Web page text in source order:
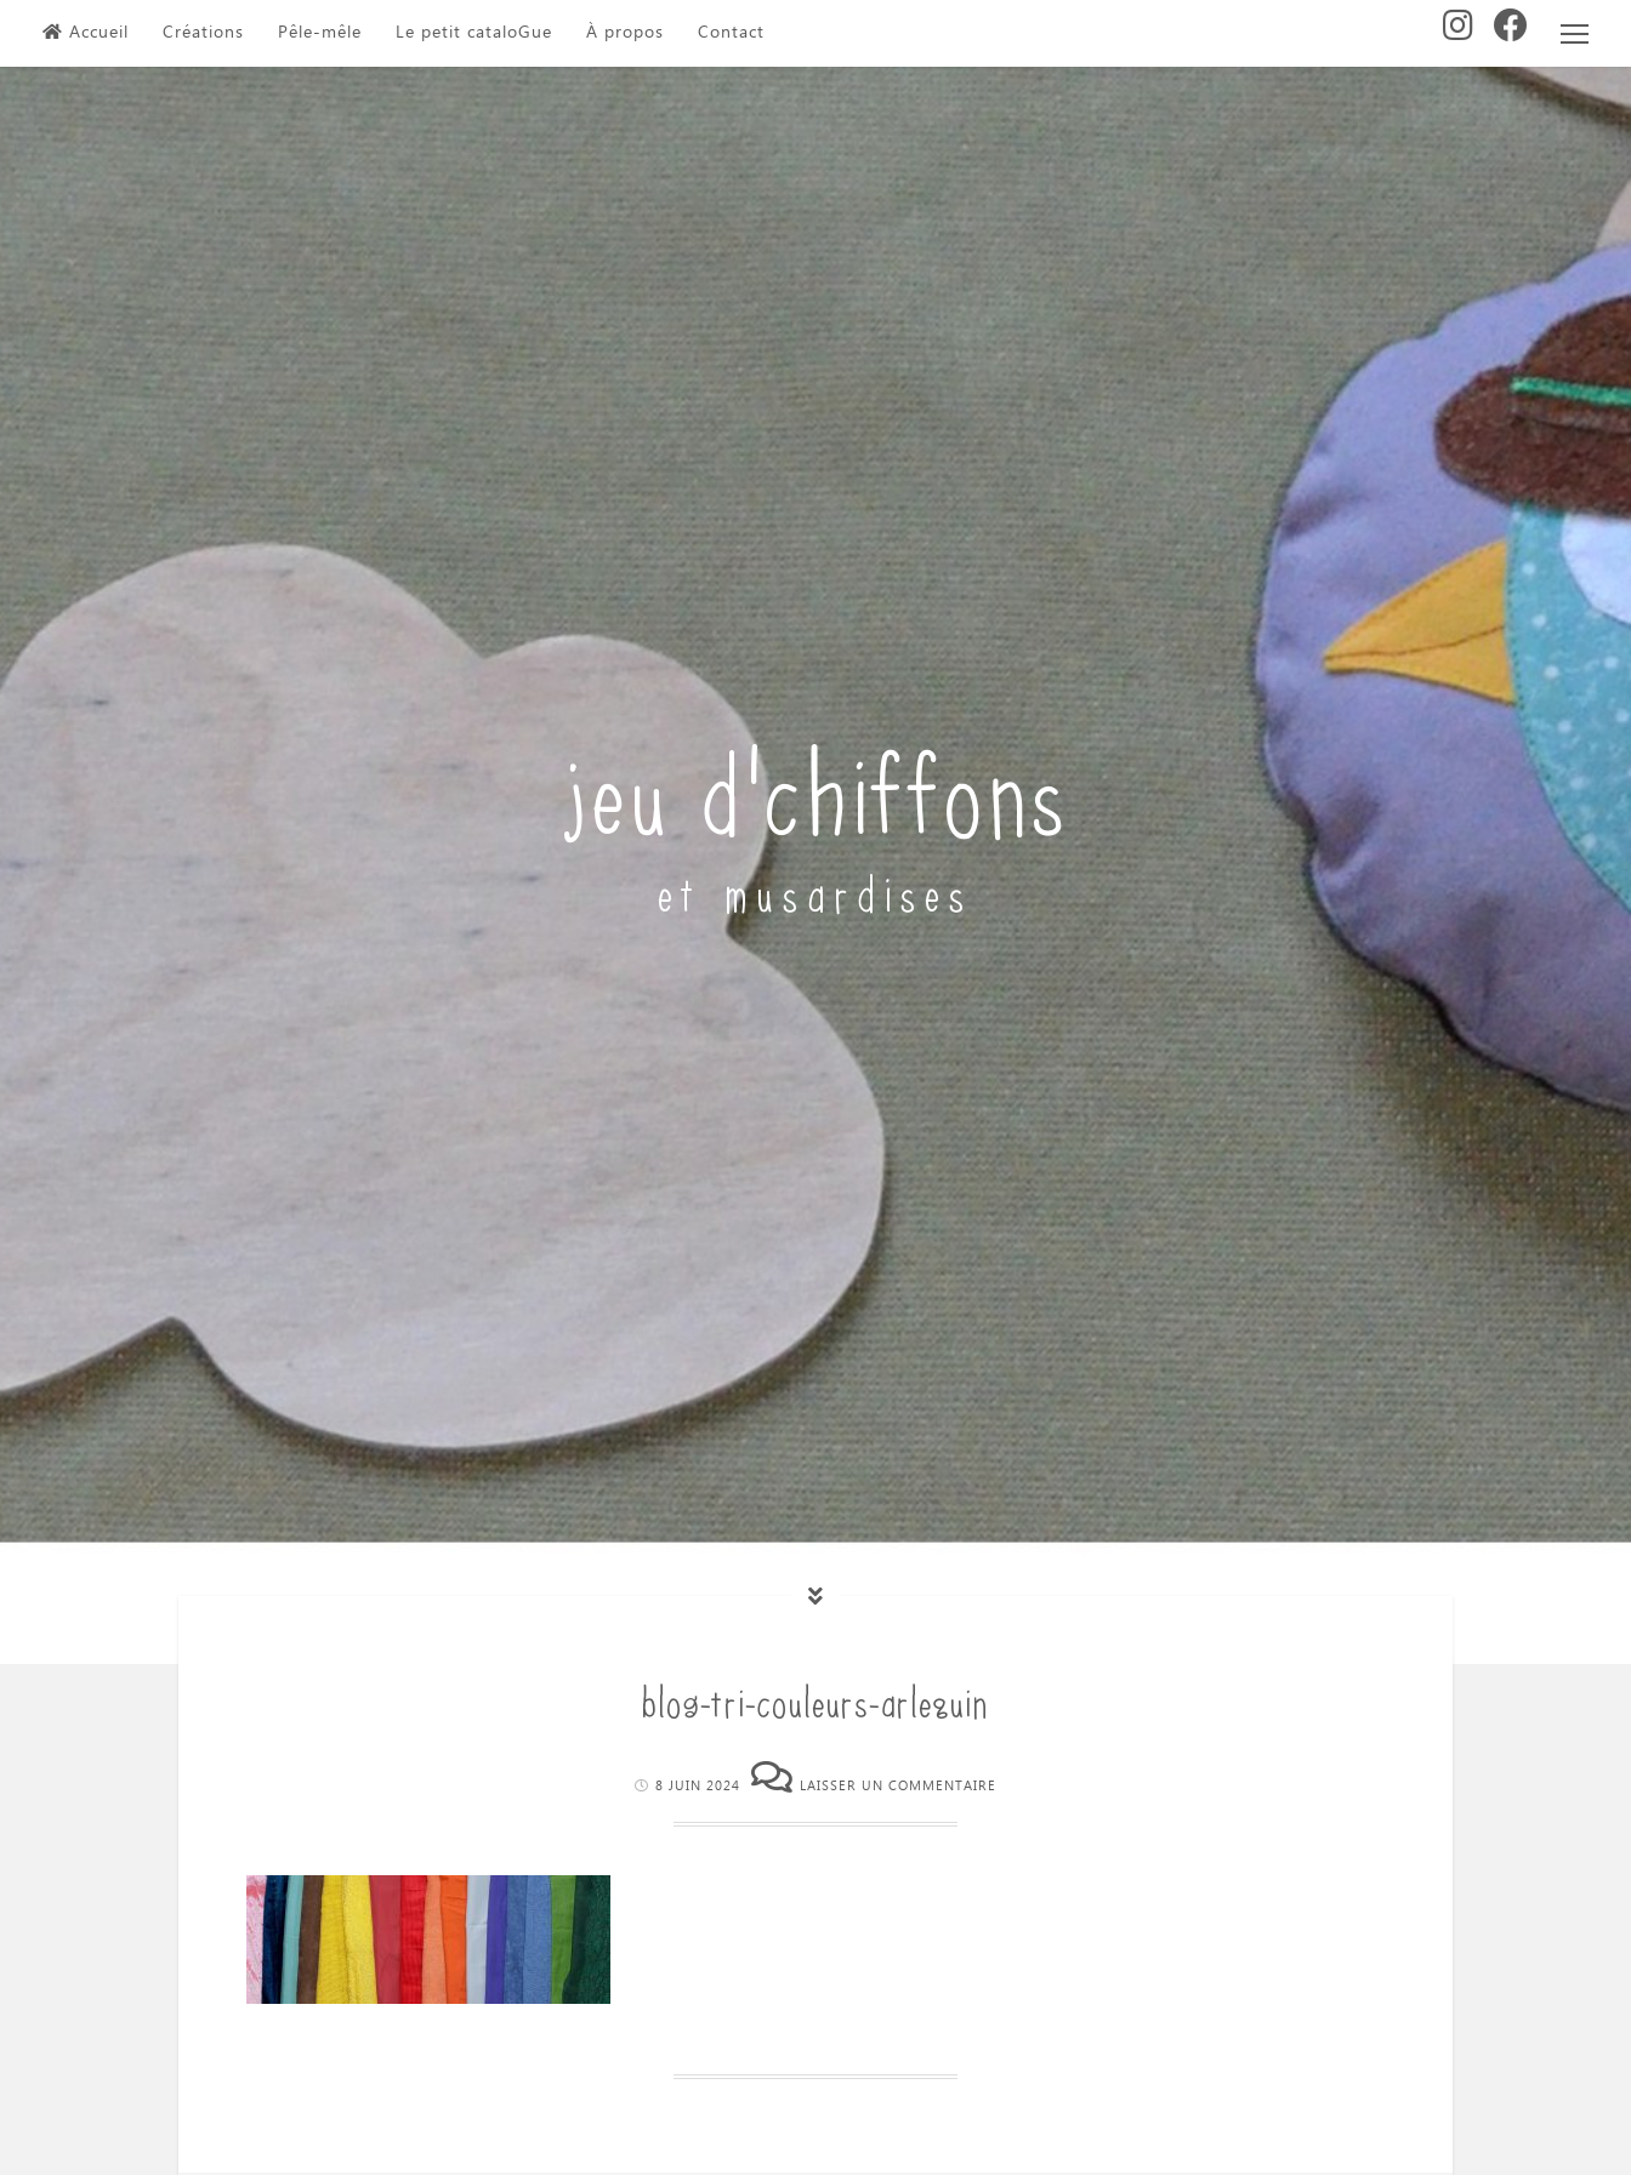
Accueil Créations Pêle-mêle Le petit cataloGue À propos Contact
jeu d'chiffons
et musardises
blog-tri-couleurs-arlequin
8 JUIN 2024 LAISSER UN COMMENTAIRE